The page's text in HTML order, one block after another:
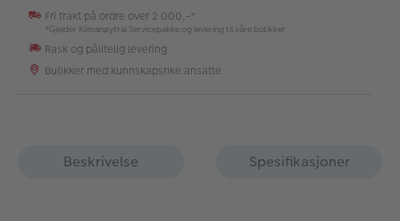
Fri frakt på ordre over 2 000,-*
*Gjelder Klimanøytral Servicepakke og levering til våre butikker
Rask og pålitelig levering
Butikker med kunnskapsrike ansatte
Beskrivelse Spesifikasjoner